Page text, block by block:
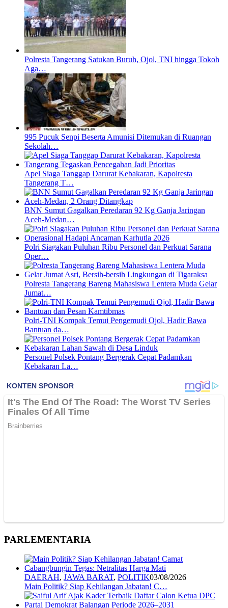
Polresta Tangerang Satukan Buruh, Ojol, TNI hingga Tokoh
Aga…
995 Pucuk Senpi Beserta Amunisi Ditemukan di Ruangan
Sekolah…
Apel Siaga Tanggap Darurat Kebakaran, Kapolresta
Tangerang T…
BNN Sumut Gagalkan Peredaran 92 Kg Ganja Jaringan
Aceh-Medan…
Polri Siagakan Puluhan Ribu Personel dan Perkuat Sarana
Oper…
Polresta Tangerang Bareng Mahasiswa Lentera Muda Gelar
Jumat…
Polri-TNI Kompak Temui Pengemudi Ojol, Hadir Bawa
Bantuan da…
Personel Polsek Pontang Bergerak Cepat Padamkan
Kebakaran La…
PARLEMENTARIA
DAERAH, JAWA BARAT, POLITIK03/08/2026
Main Politik? Siap Kehilangan Jabatan! C…